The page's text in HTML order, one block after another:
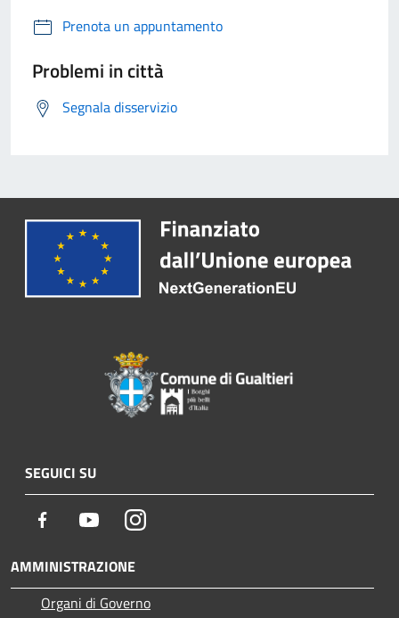
Prenota un appuntamento
Problemi in città
Segnala disservizio
SEGUICI SU
Facebook YoutubeInstagram
AMMINISTRAZIONE
Organi di Governo